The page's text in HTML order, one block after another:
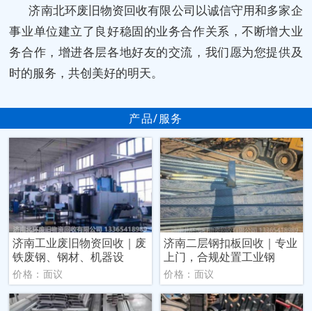
济南北环废旧物资回收有限公司以诚信守用和多家企
事业单位建立了良好稳固的业务合作关系，不断增大业
务合作，增进各层各地好友的交流，我们愿为您提供及
时的服务，共创美好的明天。
产品/服务
济南工业废旧物资回收｜废
铁废钢、钢材、机器设
价格：面议
济南二层钢扣板回收｜专业
上门，合规处置工业钢
价格：面议